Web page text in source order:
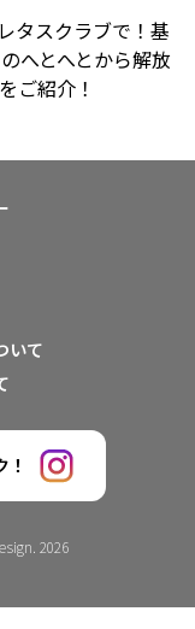
タスクラブで！基
へとへとから解放
ご紹介！
いて
2026